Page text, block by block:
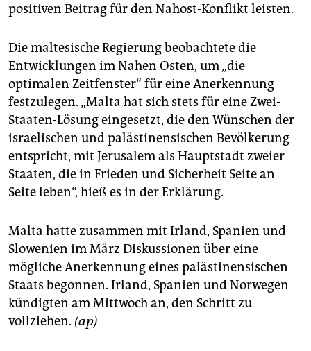
positiven Beitrag für den Nahost-Konflikt leisten.
Die maltesische Regierung beobachtete die
Entwicklungen im Nahen Osten, um „die
optimalen Zeitfenster“ für eine Anerkennung
festzulegen. „Malta hat sich stets für eine Zwei-
Staaten-Lösung eingesetzt, die den Wünschen der
israelischen und palästinensischen Bevölkerung
entspricht, mit Jerusalem als Hauptstadt zweier
Staaten, die in Frieden und Sicherheit Seite an
Seite leben“, hieß es in der Erklärung.
Malta hatte zusammen mit Irland, Spanien und
Slowenien im März Diskussionen über eine
mögliche Anerkennung eines palästinensischen
Staats begonnen. Irland, Spanien und Norwegen
kündigten am Mittwoch an, den Schritt zu
vollziehen. (ap)